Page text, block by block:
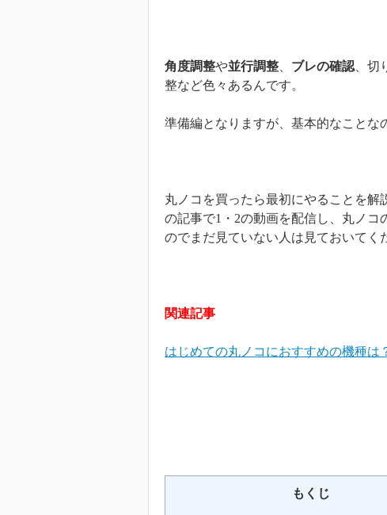
角度調整や並行調整 ブレの確認 、切
整など色々あるんです。
準備編となりますが、基本的なことな
丸ノコを買ったら最初にやることを解
の記事で1・2の動画を配信し、丸ノ
のでまだ見ていない人は見ておいてく
関連記事
はじめての丸ノコにおすすめの機種は
もくじ